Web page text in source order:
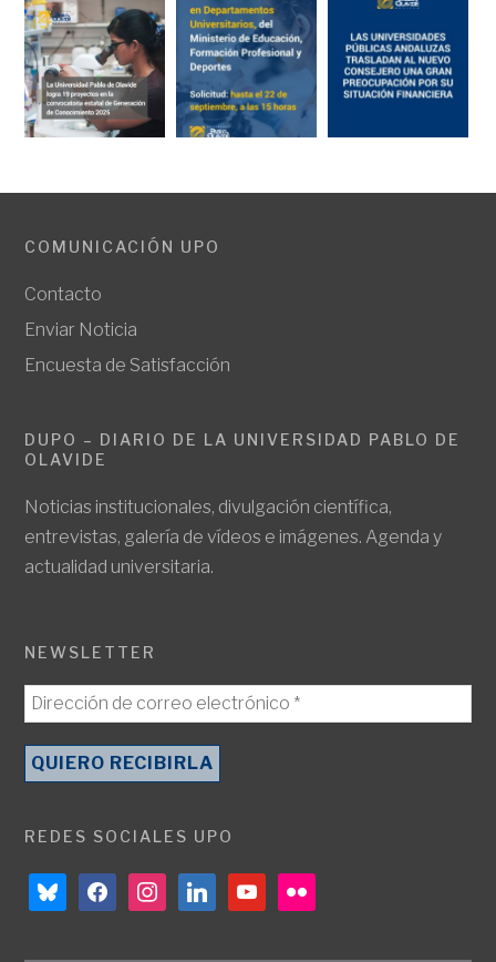
COMUNICACIÓN UPO
Contacto
Enviar Noticia
Encuesta de Satisfacción
DUPO – DIARIO DE LA UNIVERSIDAD PABLO DE
OLAVIDE
Noticias institucionales, divulgación científica,
entrevistas, galería de vídeos e imágenes. Agenda y
actualidad universitaria.
NEWSLETTER
REDES SOCIALES UPO
blueskyfacebookinstagramlinkedinyoutubeflickr